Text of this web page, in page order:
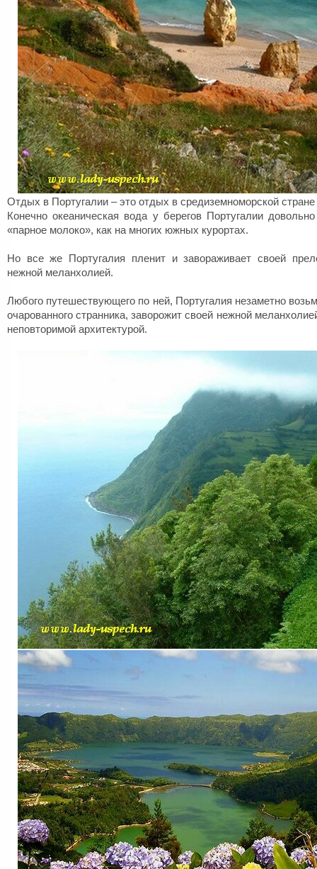
Отдых в Португалии – это отдых в средиземноморской
Конечно океаническая вода у берегов Португалии
«парное молоко», как на многих южных курортах.
Но все же Португалия пленит и завораживает своей
нежной меланхолией.
Любого путешествующего по ней, Португалия незаметно
очарованного странника, заворожит своей нежной
неповторимой архитектурой.